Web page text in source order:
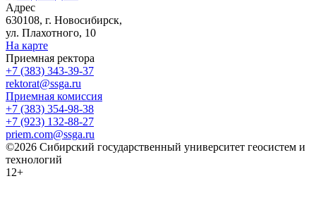
Адрес
630108, г. Новосибирск,
ул. Плахотного, 10
На карте
Приемная ректора
+7 (383) 343-39-37
rektorat@ssga.ru
Приемная комиссия
+7 (383) 354-98-38
+7 (923) 132-88-27
priem.com@ssga.ru
©2026 Сибирский государственный университет геосистем и
технологий
12+